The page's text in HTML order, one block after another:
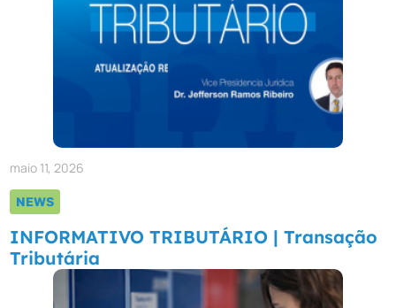
maio 11, 2026
NEWS
INFORMATIVO TRIBUTÁRIO | Transação
Tributária